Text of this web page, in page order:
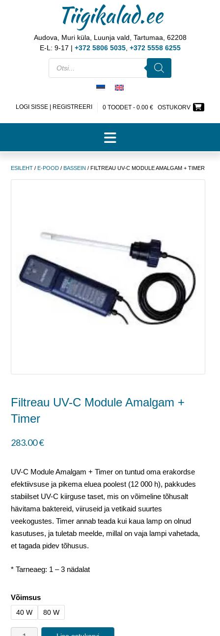
Tiigikalad.ee
Audova, Muri küla, Luunja vald, Tartumaa, 62208
E-L: 9-17 | +372 5806 5035, +372 5558 6255
LOGI SISSE | REGISTREERI 0 TOODET - 0.00 € OSTUKORV
ESILEHT / E-POOD / BASSEIN / FILTREAU UV-C MODULE AMALGAM + TIMER
Filtreau UV-C Module Amalgam +
Timer
283.00€
UV-C Module Amalgam + Timer on tuntud oma erakordse
efektiivsuse ja pikema eluea poolest (12 000 h), pakkudes
stabiilset UV-C kiirguse taset, mis on võimeline tõhusalt
hävitama baktereid, viiruseid ja vetikaid suurtes
veekogustes. Timer annab teada kui kaua lamp on olnud
kasutuses, ja tuletab meelde, millal on vaja lampi vahetada,
et tagada pidev tõhusus.
* Tarneaeg: 1 – 3 nädalat
Võimsus
40 W 80 W